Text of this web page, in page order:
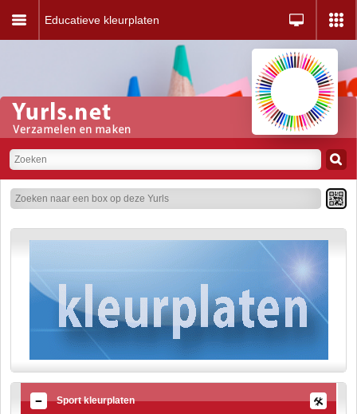
Educatieve kleurplaten
Sport kleurplaten